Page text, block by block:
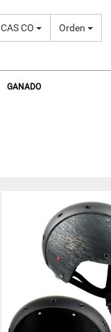
CAS CO Orden
GANADO